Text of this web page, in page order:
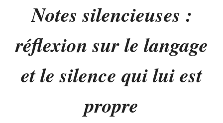
Notes silencieuses :
réflexion sur le langage
et le silence qui lui est
propre